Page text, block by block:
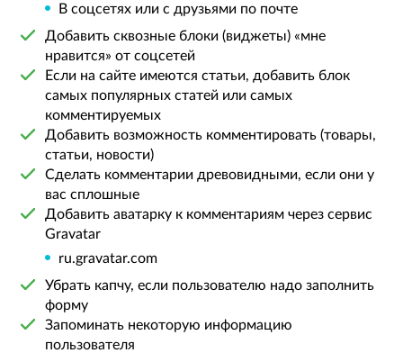
В соцсетях или с друзьями по почте
Добавить сквозные блоки (виджеты) «мне
нравится» от соцсетей
Если на сайте имеются статьи, добавить блок
самых популярных статей или самых
комментируемых
Добавить возможность комментировать (товары,
статьи, новости)
Сделать комментарии древовидными, если они у
вас сплошные
Добавить аватарку к комментариям через сервис
Gravatar
ru.gravatar.com
Убрать капчу, если пользователю надо заполнить
форму
Запоминать некоторую информацию
пользователя